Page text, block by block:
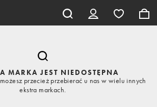
MARKA JEST NIEDOSTĘPNA
przecież przebierać u nas w wielu innych
ekstra markach.